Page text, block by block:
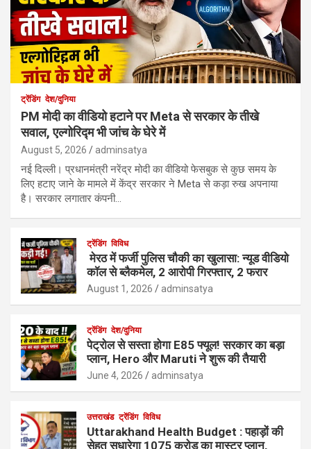
ट्रेंडिंग देश/दुनिया
PM मोदी का वीडियो हटाने पर Meta से सरकार के तीखे
सवाल, एल्गोरिद्म भी जांच के घेरे में
August 5, 2026 adminsatya
नई दिल्ली। प्रधानमंत्री नरेंद्र मोदी का वीडियो फेसबुक से कुछ समय के
लिए हटाए जाने के मामले में केंद्र सरकार ने Meta से कड़ा रुख अपनाया
है। सरकार लगातार कंपनी…
ट्रेंडिंग विविध
मेरठ में फर्जी पुलिस चौकी का खुलासा: न्यूड वीडियो
कॉल से ब्लैकमेल, 2 आरोपी गिरफ्तार, 2 फरार
August 1, 2026 adminsatya
ट्रेंडिंग देश/दुनिया
पेट्रोल से सस्ता होगा E85 फ्यूल! सरकार का बड़ा
प्लान, Hero और Maruti ने शुरू की तैयारी
June 4, 2026 adminsatya
उत्तराखंड ट्रेंडिंग विविध
Uttarakhand Health Budget : पहाड़ों की
सेहत सुधारेगा 1075 करोड़ का मास्टर प्लान,